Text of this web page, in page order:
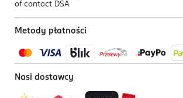
of contact DSA
Metody płatności
Nasi dostawcy